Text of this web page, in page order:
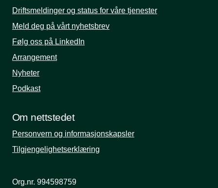
Driftsmeldinger og status for våre tjenester
Meld deg på vårt nyhetsbrev
Følg oss på LinkedIn
Arrangement
Nyheter
Podkast
Om nettstedet
Personvern og informasjonskapsler
Tilgjengelighetserklæring
Org.nr. 994598759